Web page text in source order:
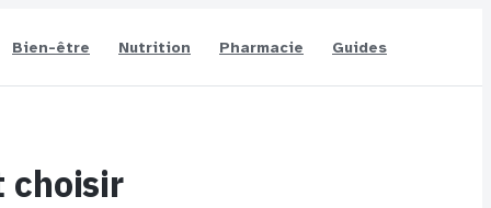
Bien-être Nutrition Pharmacie Guides
choisir